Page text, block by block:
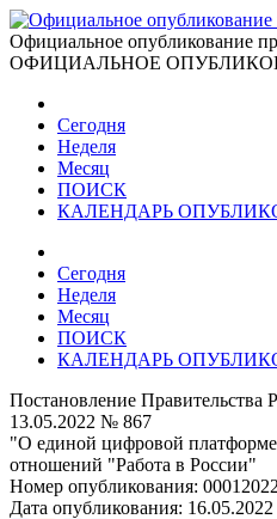
Официальное опубликование
ОФИЦИАЛЬНОЕ
Сегодня
Неделя
Месяц
ПОИСК
КАЛЕНДАРЬ
Сегодня
Неделя
Месяц
ПОИСК
КАЛЕНДАРЬ
Постановление Правительства
13.05.2022 № 867
"О единой цифровой платформе
отношений "Работа в России"
Номер опубликования:
Дата опубликования: 16.05.2022